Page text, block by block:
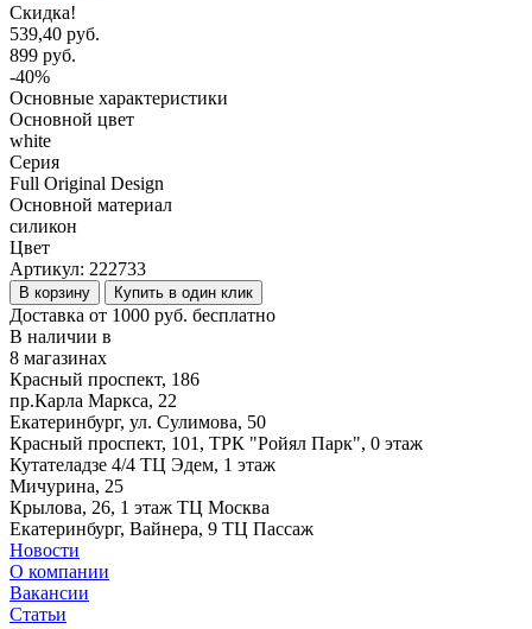
Скидка!
539,40 руб.
899 руб.
-40%
Основные характеристики
Основной цвет
white
Серия
Full Original Design
Основной материал
силикон
Цвет
Артикул: 222733
В корзину Купить в один клик
Доставка от 1000 руб. бесплатно
В наличии в
8 магазинах
Красный проспект, 186
пр.Карла Маркса, 22
Екатеринбург, ул. Сулимова, 50
Красный проспект, 101, ТРК "Ройял Парк", 0 этаж
Кутателадзе 4/4 ТЦ Эдем, 1 этаж
Мичурина, 25
Крылова, 26, 1 этаж ТЦ Москва
Екатеринбург, Вайнера, 9 ТЦ Пассаж
Новости
О компании
Вакансии
Статьи